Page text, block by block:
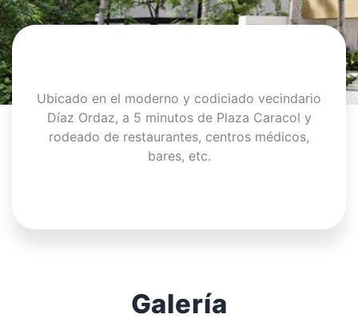
Ubicado en el moderno y codiciado vecindario
Díaz Ordaz, a 5 minutos de Plaza Caracol y
rodeado de restaurantes, centros médicos,
bares, etc.
Galería